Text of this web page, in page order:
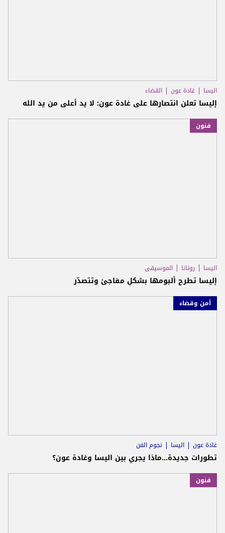
اليسا غادة عون القضاء
إليسا تعلن انتصارها على غادة عون: لا يد أعلى من يد الله
فنون
اليسا روتانا الموسيقى
إليسا تطرح ألبومها بشكلٍ مفاجئ وتتصدّر
أمن وقضاء
غادة عون اليسا نجوم الفن
تطورات جديدة...ماذا يجري بين اليسا وغادة عون؟
فنون